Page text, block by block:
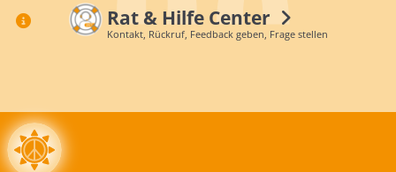
Rat & Hilfe Center
Kontakt, Rückruf, Feedback geben, Frage stellen